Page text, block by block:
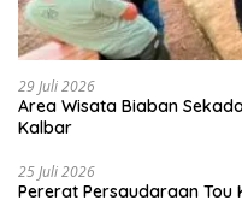
29 Juli 2026
Area Wisata Biaban
Kalbar
25 Juli 2026
Pererat Persaudaraan Tou